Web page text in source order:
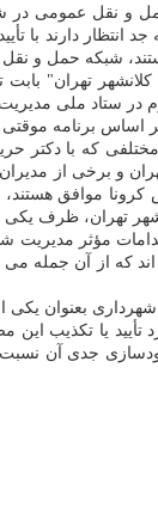
نقل عمومی در
جد انتظار دارند
شبكه حمل و
تهران"
در ستاد ملی
برنامه موقتی كه
مختلفی كه با
و برخی از
موافق هستند،
تهران، ظرف یكی
مؤثر
كه از آن جمله
بعنوان یكی
تأیید یا تكذیب
جدی آن نسبت